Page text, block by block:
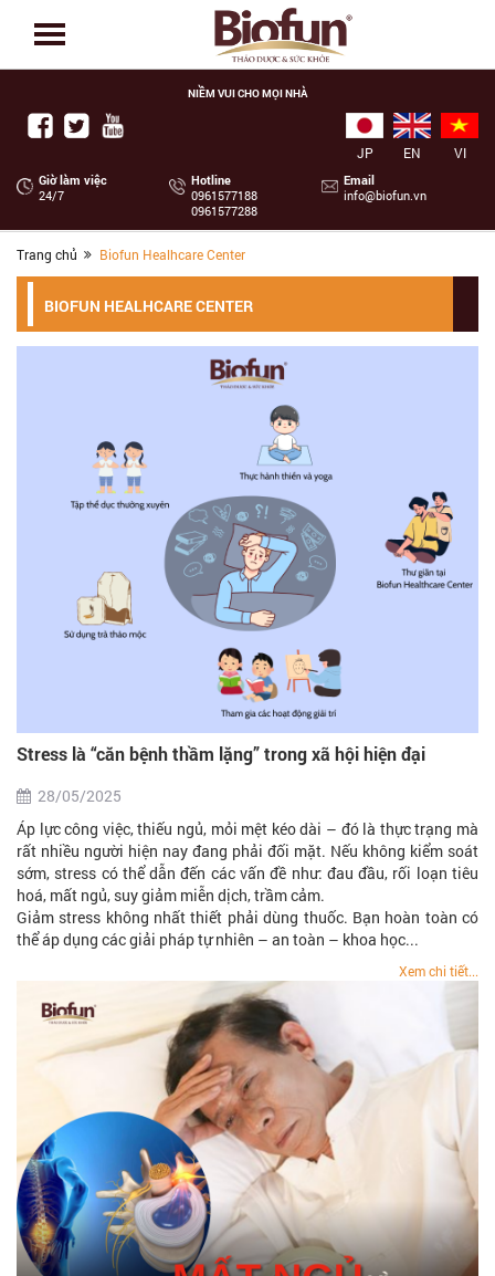
NIỀM VUI CHO MỌI NHÀ
VI
EN
JP
Giờ làm việc
24/7
Hotline
‭0961577188
0961577288
Email
info@biofun.vn
Trang chủ Biofun Healhcare Center
BIOFUN HEALHCARE CENTER
Stress là “căn bệnh thầm lặng” trong xã hội hiện đại
28/05/2025
Áp lực công việc, thiếu ngủ, mỏi mệt kéo dài – đó là thực trạng mà
rất nhiều người hiện nay đang phải đối mặt. Nếu không kiểm soát
sớm, stress có thể dẫn đến các vấn đề như: đau đầu, rối loạn tiêu
hoá, mất ngủ, suy giảm miễn dịch, trầm cảm.
Giảm stress không nhất thiết phải dùng thuốc. Bạn hoàn toàn có
thể áp dụng các giải pháp tự nhiên – an toàn – khoa học...
Xem chi tiết...